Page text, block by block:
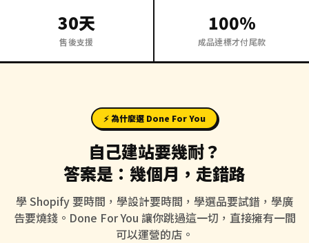
由 SiuTung 小彤 主理 · 香港
30天
售後支援
100%
成品達標才付尾款
⚡ 為什麼選 Done For You
自己建站要幾耐？
答案是：幾個月，走錯路
學 Shopify 要時間，學設計要時間，學選品要試錯，學廣
告要燒錢。Done For You 讓你跳過這一切，直接擁有一間
可以運營的店。